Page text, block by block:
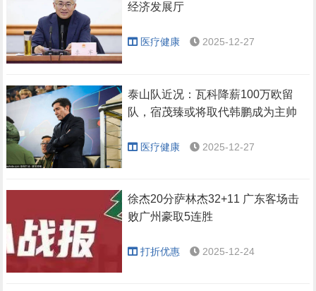
经济发展厅
医疗健康 2025-12-27
泰山队近况：瓦科降薪100万欧留
队，宿茂臻或将取代韩鹏成为主帅
医疗健康 2025-12-27
徐杰20分萨林杰32+11 广东客场击
败广州豪取5连胜
打折优惠 2025-12-24